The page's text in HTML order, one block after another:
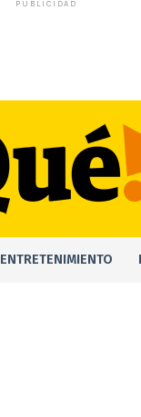
PUBLICIDAD
ENTRETENIMIENTO